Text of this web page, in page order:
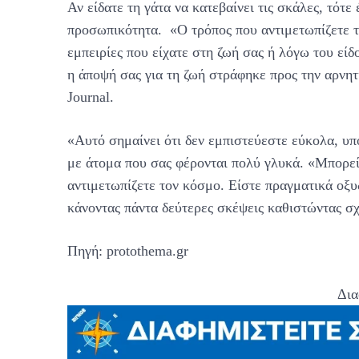
Αν είδατε τη γάτα να κατεβαίνει τις σκάλες,
προσωπικότητα. «Ο τρόπος που αντιμετωπίζετε
εμπειρίες που είχατε στη ζωή σας ή λόγω του
η άποψή σας για τη ζωή στράφηκε προς την
Journal.
«Αυτό σημαίνει ότι δεν εμπιστεύεστε εύκολα,
με άτομα που σας φέρονται πολύ γλυκά.
αντιμετωπίζετε τον κόσμο. Είστε πραγματικά
κάνοντας πάντα δεύτερες σκέψεις καθιστώντας
Πηγή: protothema.gr